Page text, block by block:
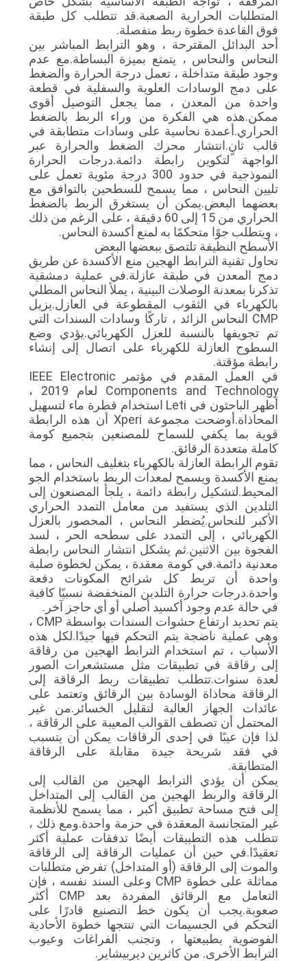
المتطلبات الحرارية الصعبة.قد تتطلب كل طبقة
فوق القاعدة خطوة ربط منفصلة.
أحد البدائل المقترحة ، وهو الترابط المباشر بين
النحاس والنحاس ، يتمتع بميزة البساطة.مع عدم
وجود طبقة متداخلة ، تعمل درجة الحرارة والضغط
على دمج الوسادات العلوية والسفلية في قطعة
واحدة من المعدن ، مما يجعل التوصيل أقوى
ممكن.هذه هي الفكرة من وراء الربط بالضغط
الحراري.أعمدة نحاسية على وسادات متطابقة في
قالب ثانٍ.انتشار محرك الضغط والحرارة عبر
الواجهة لتكوين رابطة دائمة.درجات الحرارة
النموذجية في حدود 300 درجة مئوية تعمل على
تليين النحاس ، مما يسمح للسطحين بالتوافق مع
بعضهما البعض.يمكن أن يستغرق الربط بالضغط
الحراري من 15 إلى 60 دقيقة ، على الرغم من ذلك
، ويتطلب جوًا متحكمًا به لمنع أكسدة النحاس.
الأسطح النظيفة تلتصق ببعضها البعض
تحاول تقنية الترابط الهجين منع الأكسدة عن طريق
دمج المعدن في طبقة عازلة.في عملية دمشقية
تذكرنا بمعدنة الوصلات البينية ، يملأ النحاس المطلي
بالكهرباء في الثقوب المقطوعة في العازل.يزيل
CMP النحاس الزائد ، تاركًا وسادات السندات التي
تم تجويفها بالنسبة للعزل الكهربائي.يؤدي وضع
السطوح العازلة للكهرباء على اتصال إلى إنشاء
رابطة مؤقتة.
في العمل المقدم في مؤتمر IEEE Electronic
Components and Technology لعام 2019 ،
أظهر الباحثون في Leti استخدام قطرة ماء لتسهيل
المحاذاة.أوضحت مجموعة Xperi أن هذه الرابطة
قوية بما يكفي للسماح للمصنعين بتجميع كومة
كاملة متعددة الرقائق.
تقوم الرابطة العازلة بالكهرباء بتغليف النحاس ، مما
يمنع الأكسدة ويسمح لمعدات الربط باستخدام الجو
المحيط.لتشكيل رابطة دائمة ، يلجأ المصنعون إلى
التلدين الذي يستفيد من معامل التمدد الحراري
الأكبر للنحاس.يُضطر النحاس ، المحصور بالعزل
الكهربائي ، إلى التمدد على سطحه الحر ، لسد
الفجوة بين الاثنين.ثم يشكل انتشار النحاس رابطة
معدنية دائمة.في كومة معقدة ، يمكن لخطوة صلبة
واحدة أن تربط كل شرائح المكونات دفعة
واحدة.درجات حرارة التلدين المنخفضة نسبيًا كافية
في حالة عدم وجود أكسيد أصلي أو أي حاجز آخر.
يتم تحديد ارتفاع حشوات السندات بواسطة CMP ،
وهي عملية ناضجة يتم التحكم فيها جيدًا.لكل هذه
الأسباب ، تم استخدام الترابط الهجين من رقاقة
إلى رقاقة في تطبيقات مثل مستشعرات الصور
لعدة سنوات.تتطلب تطبيقات ربط الرقاقة إلى
الرقاقة محاذاة الوسادة بين الرقائق وتعتمد على
عائدات الجهاز العالية لتقليل الخسائر.من غير
المحتمل أن تصطف القوالب المعيبة على الرقاقة ،
لذا فإن عيبًا في إحدى الرقاقات يمكن أن يتسبب
في فقد شريحة جيدة مقابلة على الرقاقة
المتطابقة.
يمكن أن يؤدي الترابط الهجين من القالب إلى
الرقاقة والربط الهجين من القالب إلى المتداخل
إلى فتح مساحة تطبيق أكبر ، مما يسمح للأنظمة
غير المتجانسة المعقدة في حزمة واحدة.ومع ذلك ،
تتطلب هذه التطبيقات أيضًا تدفقات عملية أكثر
تعقيدًا.في حين أن عمليات الرقاقة إلى الرقاقة
والموت إلى الرقاقة (أو المتداخل) تفرض متطلبات
مماثلة على خطوة CMP وعلى السند نفسه ، فإن
التعامل مع الرقائق المفردة بعد CMP أكثر
صعوبة.يجب أن يكون خط التصنيع قادرًا على
التحكم في الجسيمات التي تنتجها خطوة الأحادية
الفوضوية بطبيعتها ، وتجنب الفراغات وعيوب
الترابط الأخرى. من كاثرين ديربيشاير.